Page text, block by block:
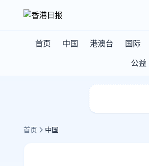
首页 中国 港澳台 国际
公益
首页 中国